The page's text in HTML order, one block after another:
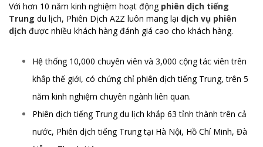
Với hơn 10 năm kinh nghiệm hoạt động phiên dịch tiếng
Trung du lịch, Phiên Dịch A2Z luôn mang lại dịch vụ phiên
dịch được nhiều khách hàng đánh giá cao cho khách hàng.
Hệ thống 10,000 chuyên viên và 3,000 cộng tác viên trên
khắp thế giới, có chứng chỉ phiên dịch tiếng Trung, trên 5
năm kinh nghiệm chuyên ngành liên quan.
Phiên dịch tiếng Trung du lịch khắp 63 tỉnh thành trên cả
nước, Phiên dịch tiếng Trung tại Hà Nội, Hồ Chí Minh, Đà